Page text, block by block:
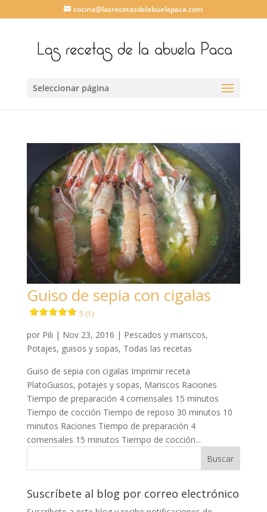
cocina@lasrecetasdelabuelapaca.com
Seleccionar página
Guiso de sepia con cigalas
5 (1)
por Pili | Nov 23, 2016 | Pescados y mariscos,
Potajes, guisos y sopas, Todas las recetas
Guiso de sepia con cigalas Imprimir receta
PlatoGuisos, potajes y sopas, Mariscos Raciones
Tiempo de preparación 4 comensales 15 minutos
Tiempo de cocción Tiempo de reposo 30 minutos 10
minutos Raciones Tiempo de preparación 4
comensales 15 minutos Tiempo de cocción...
Suscríbete al blog por correo electrónico